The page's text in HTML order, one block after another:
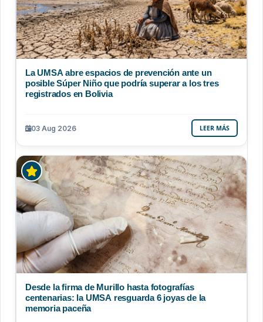
La UMSA abre espacios de prevención ante un
posible Súper Niño que podría superar a los tres
registrados en Bolivia
03 Aug 2026 LEER MÁS
Desde la firma de Murillo hasta fotografías
centenarias: la UMSA resguarda 6 joyas de la
memoria paceña